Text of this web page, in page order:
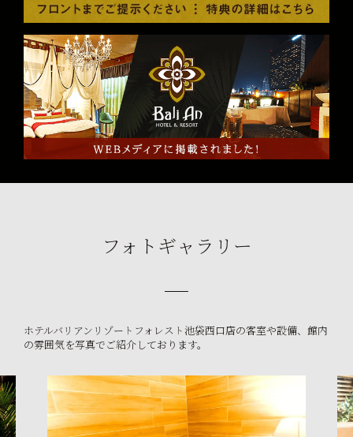
フォトギャラリー
ホテルバリアンリゾートフォレスト池袋西口店の客室や設備、館内
の雰囲気を写真でご紹介しております。